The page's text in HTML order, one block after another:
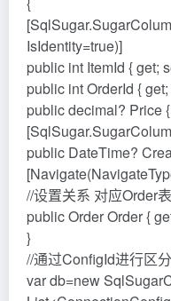
IsIdentity=true)]
public int ItemId { get;
public int OrderId {
public decimal? Price
public DateTime?
//设置关系 对应Order
public Order Order {
}
//通过ConfigId进行区
var db=new